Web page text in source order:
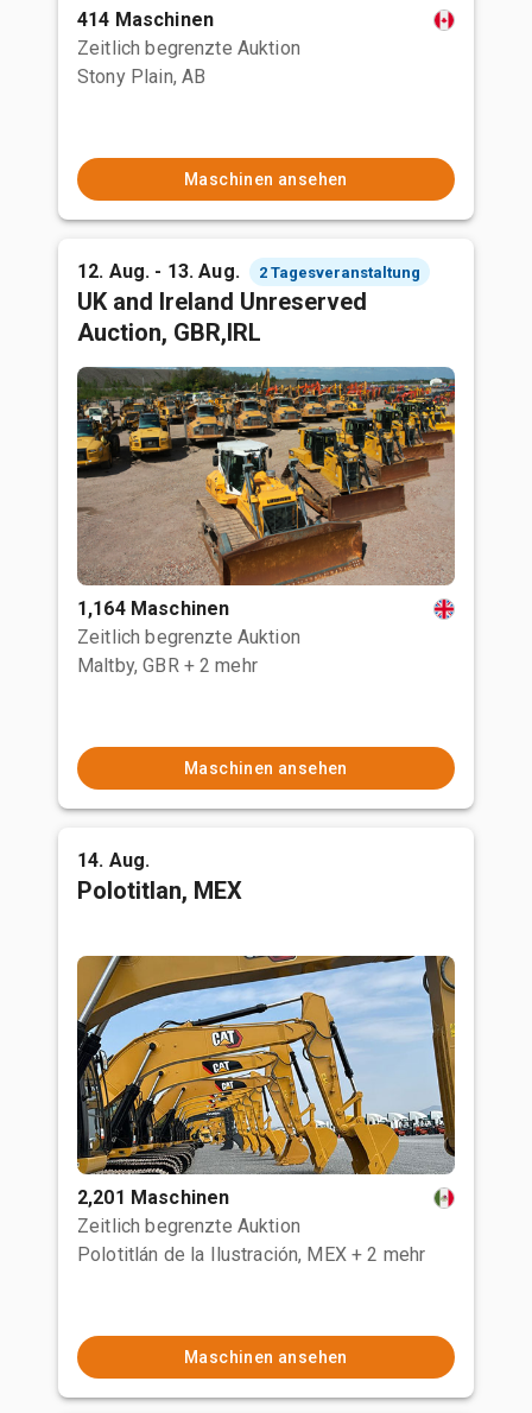
414 Maschinen
Zeitlich begrenzte Auktion
Stony Plain, AB
Maschinen ansehen
12. Aug. - 13. Aug. 2 Tagesveranstaltung
UK and Ireland Unreserved
Auction, GBR,IRL
1,164 Maschinen
Zeitlich begrenzte Auktion
Maltby, GBR + 2 mehr
Maschinen ansehen
14. Aug.
Polotitlan, MEX
2,201 Maschinen
Zeitlich begrenzte Auktion
Polotitlán de la Ilustración, MEX + 2 mehr
Maschinen ansehen